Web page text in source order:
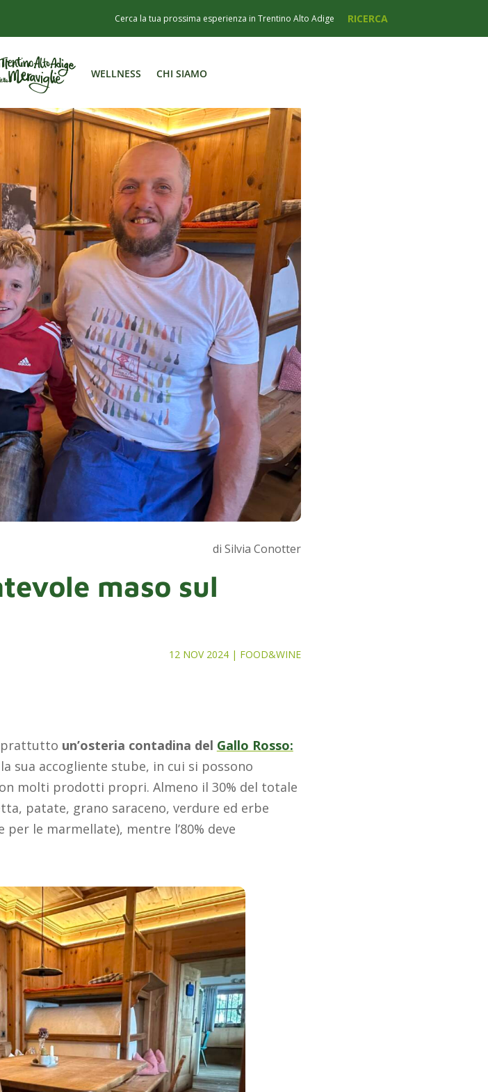
WELLNESS CHI SIAMO
di Silvia Conotter
maso sul
12 NOV 2024 | FOOD&WINE
un’osteria contadina del Gallo Rosso:
sua accogliente stube, in cui si possono
molti prodotti propri. Almeno il 30% del totale
patate, grano saraceno, verdure ed erbe
le marmellate), mentre l’80% deve